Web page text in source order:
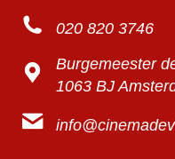
020 820 3746
Burgemeester
1063 BJ